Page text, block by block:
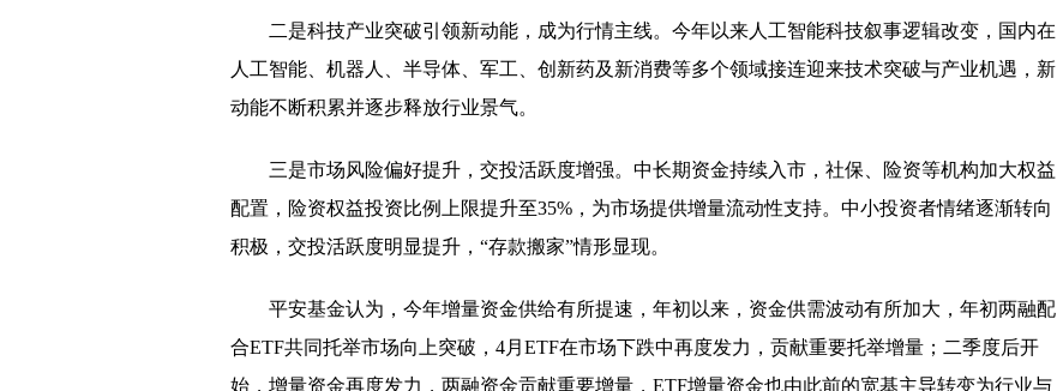
二是科技产业突破引领新动能，成为行情主线。今年以来人工智能科技叙事逻辑改变，国内在
人工智能、机器人、半导体、军工、创新药及新消费等多个领域接连迎来技术突破与产业机遇，新
动能不断积累并逐步释放行业景气。
三是市场风险偏好提升，交投活跃度增强。中长期资金持续入市，社保、险资等机构加大权益
配置，险资权益投资比例上限提升至35%，为市场提供增量流动性支持。中小投资者情绪逐渐转向
积极，交投活跃度明显提升，“存款搬家”情形显现。
平安基金认为，今年增量资金供给有所提速，年初以来，资金供需波动有所加大，年初两融配
合ETF共同托举市场向上突破，4月ETF在市场下跌中再度发力，贡献重要托举增量；二季度后开
始，增量资金再度发力，两融资金贡献重要增量，ETF增量资金也由此前的宽基主导转变为行业与